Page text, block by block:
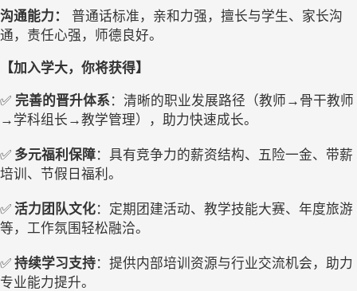
沟通能力：
普通话标准，亲和力强，擅长与学生、家长沟
通，责任心强，师德良好。
【加入学大，你将获得】
✅ 完善的晋升体系：清晰的职业发展路径（教师 → 骨干教师
→ 学科组长 →教学管理），助力快速成长。
✅ 多元福利保障：具有竞争力的薪资结构、五险一金、带薪
培训、节假日福利。
✅ 活力团队文化：定期团建活动、教学技能大赛、年度旅游
等，工作氛围轻松融洽。
✅ 持续学习支持：提供内部培训资源与行业交流机会，助力
专业能力提升。